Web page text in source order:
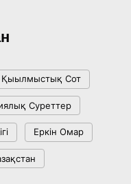
көмекшісі
Қыылмыстық Сот
Суреттер
Еркін Омар